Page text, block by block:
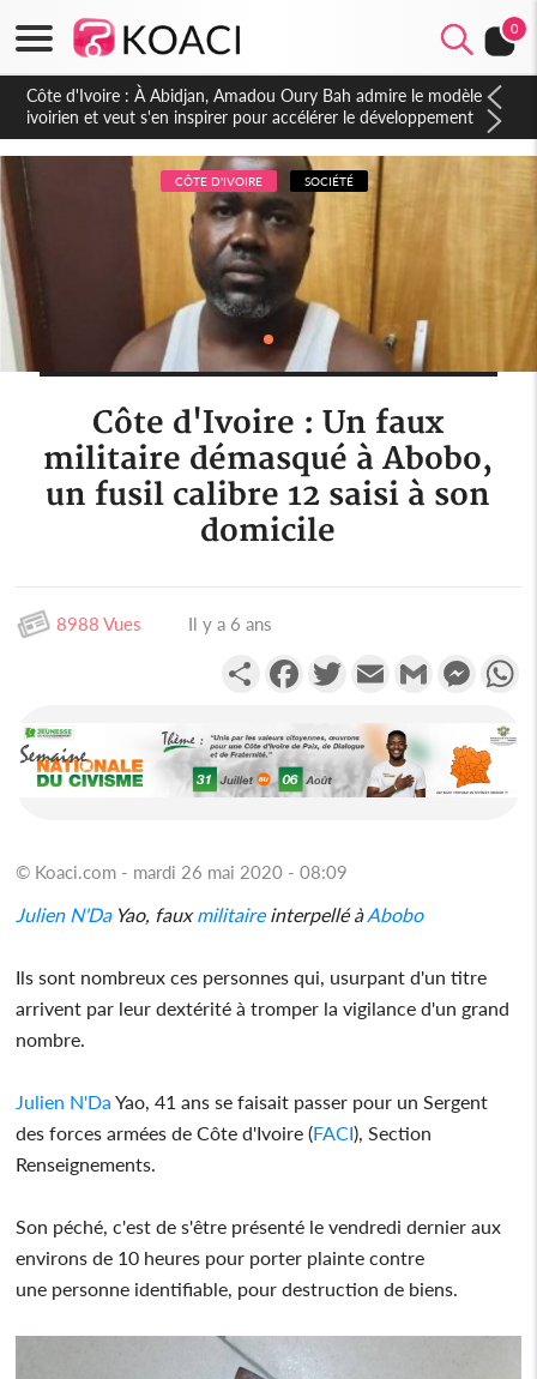
0
Côte d'Ivoire : À Abidjan, Amadou Oury Bah admire le modèle
ivoirien et veut s'en inspirer pour accélérer le développement
de la Guinée
CÔTE D'IVOIRE SOCIÉTÉ
Côte d'Ivoire : Un faux
militaire démasqué à Abobo,
un fusil calibre 12 saisi à son
domicile
8988 Vues Il y a 6 ans
PartagerFacebookTwitterEmail Gmail
© Koaci.com - mardi 26 mai 2020 - 08:09
Julien N'DaYao, fauxmilitaireinterpellé àAbobo
Ils sont nombreux ces personnes qui, usurpant d'un titre
arrivent par leur dextérité à tromper la vigilance d'un grand
nombre.
Julien N'Da Yao, 41 ans se faisait passer pour un Sergent
des forces armées de Côte d'Ivoire (FACI), Section
Renseignements.
Son péché, c'est de s'être présenté le vendredi dernier aux
environs de 10 heures pour porter plainte contre
une personne identifiable, pour destruction de biens.